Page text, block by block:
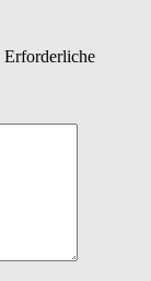
Erforderliche